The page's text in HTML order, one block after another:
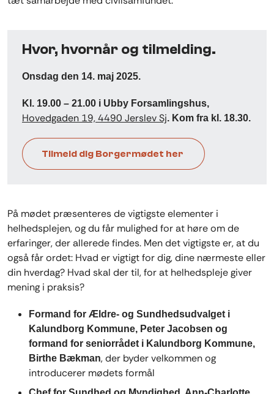
Hvor, hvornår og tilmelding.
Onsdag den 14. maj 2025.
Kl. 19.00 – 21.00 i Ubby Forsamlingshus,
Hovedgaden 19, 4490 Jerslev Sj. Kom fra kl. 18.30.
TIlmeld dig Borgermødet her
På mødet præsenteres de vigtigste elementer i
helhedsplejen, og du får mulighed for at høre om de
erfaringer, der allerede findes. Men det vigtigste er, at du
også får ordet: Hvad er vigtigt for dig, dine nærmeste eller
din hverdag? Hvad skal der til, for at helhedspleje giver
mening i praksis?
Formand for Ældre- og Sundhedsudvalget i
Kalundborg Kommune, Peter Jacobsen og
formand for seniorrådet i Kalundborg Kommune,
Birthe Bækman, der byder velkommen og
introducerer mødets formål